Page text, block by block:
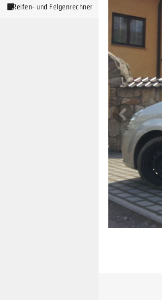
Reifen- und Felgenrechner